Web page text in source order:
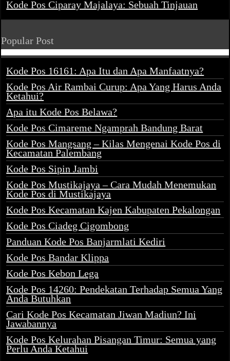
Kode Pos Ciparay Majalaya: Sebuah Tinjauan
Popular Post
Kode Pos 16161: Apa Itu dan Apa Manfaatnya?
Kode Pos Air Rambai Curup: Apa Yang Harus Anda
Ketahui?
Apa itu Kode Pos Belawa?
Kode Pos Cimareme Ngamprah Bandung Barat
Kode Pos Mangsang – Kilas Mengenai Kode Pos di
Kecamatan Palembang
Kode Pos Sipin Jambi
Kode Pos Mustikajaya – Cara Mudah Menemukan
Kode Pos di Mustikajaya
Kode Pos Kecamatan Kajen Kabupaten Pekalongan
Kode Pos Ciadeg Cigombong
Panduan Kode Pos Banjarmlati Kediri
Kode Pos Bandar Klippa
Kode Pos Kebon Lega
Kode Pos 14260: Pendekatan Terhadap Semua Yang
Anda Butuhkan
Cari Kode Pos Kecamatan Jiwan Madiun? Ini
Jawabannya
Kode Pos Kelurahan Pisangan Timur: Semua yang
Perlu Anda Ketahui